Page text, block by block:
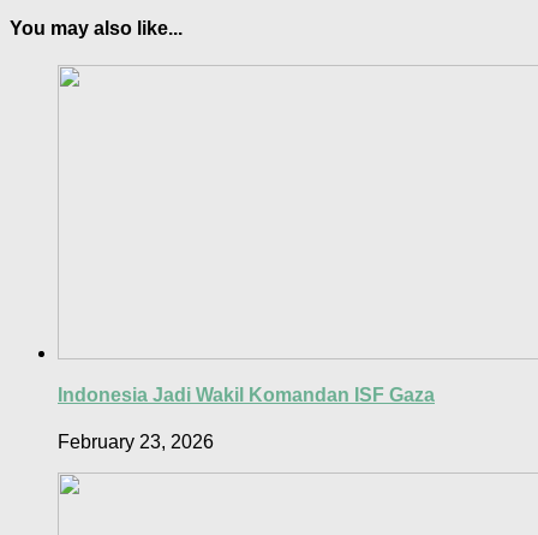
You may also like...
Indonesia Jadi Wakil Komandan ISF Gaza
February 23, 2026